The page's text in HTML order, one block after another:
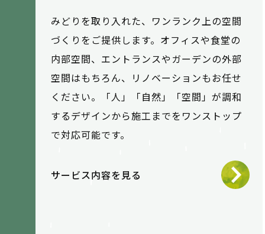
みどりを取り入れた、ワンランク上の空間
づくりをご提供します。オフィスや食堂の
内部空間、エントランスやガーデンの外部
空間はもちろん、リノベーションもお任せ
ください。「人」「自然」「空間」が調和
するデザインから施工までをワンストップ
で対応可能です。
サービス内容を見る